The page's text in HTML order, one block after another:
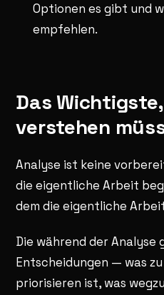
Optionen es gibt und
empfehlen.
Das
verstehen
Analyse ist keine
die eigentliche Arbeit
dem die eigentliche
Die während der
Entscheidungen — was
priorisieren ist, was